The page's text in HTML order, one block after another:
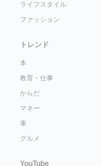
ライフスタイル
ファッション
トレンド
本
教育・仕事
からだ
マネー
車
グルメ
YouTube